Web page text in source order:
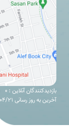
بازدیدکنندگان آنلاین : 0
آخرین به روز رسانی 1405/04/21 10:14